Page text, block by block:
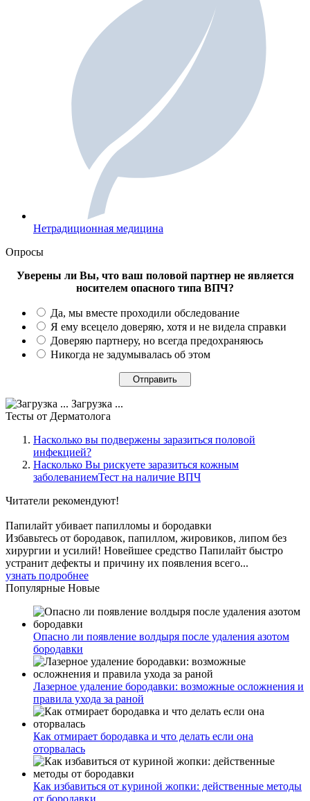
Нетрадиционная медицина
Опросы
Уверены ли Вы, что ваш половой партнер не является
носителем опасного типа ВПЧ?
Да, мы вместе проходили обследование
Я ему всецело доверяю, хотя и не видела справки
Доверяю партнеру, но всегда предохраняюсь
Никогда не задумывалась об этом
Загрузка ...
Тесты от Дерматолога
Насколько вы подвержены заразиться половой
инфекцией?
Насколько Вы рискуете заразиться кожным
заболеваниемТест на наличие ВПЧ
Читатели рекомендуют!
Папилайт убивает папилломы и бородавки
Избавьтесь от бородавок, папиллом, жировиков, липом без
хирургии и усилий! Новейшее средство Папилайт быстро
устранит дефекты и причину их появления всего...
узнать подробнее
Популярные Новые
Опасно ли появление волдыря после удаления азотом
бородавки
Лазерное удаление бородавки: возможные осложнения и
правила ухода за раной
Как отмирает бородавка и что делать если она
оторвалась
Как избавиться от куриной жопки: действенные методы